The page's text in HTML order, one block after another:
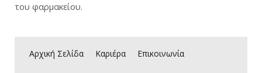
Επικοινωνία
E-Commerce
του φαρμακείου.
Αρχική Σελίδα Καριέρα Επικοινωνία